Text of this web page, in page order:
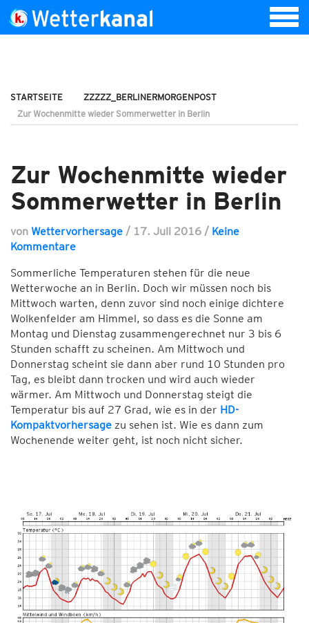
STARTSEITE
ZZZZZ_BERLINERMORGENPOST
Zur Wochenmitte wieder Sommerwetter in Berlin
Zur Wochenmitte wieder
Sommerwetter in Berlin
von Wettervorhersage / 17. Juli 2016 / Keine
Kommentare
Sommerliche Temperaturen stehen für die neue
Wetterwoche an in Berlin. Doch wir müssen noch bis
Mittwoch warten, denn zuvor sind noch einige dichtere
Wolkenfelder am Himmel, so dass es die Sonne am
Montag und Dienstag zusammengerechnet nur 3 bis 6
Stunden schafft zu scheinen. Am Mittwoch und
Donnerstag scheint sie dann aber rund 10 Stunden pro
Tag, es bleibt dann trocken und wird auch wieder
wärmer. Am Mittwoch und Donnerstag steigt die
Temperatur bis auf 27 Grad, wie es in der HD-
Kompaktvorhersage zu sehen ist. Wie es dann zum
Wochenende weiter geht, ist noch nicht sicher.